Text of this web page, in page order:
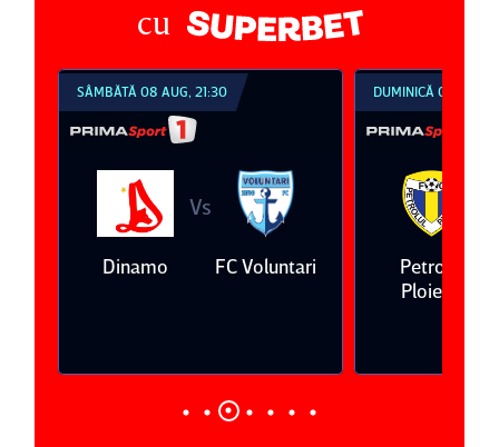
cu
DUMINICĂ 09 AUG, 18:30
Petrolul
Vs
Oţelul Galaţi